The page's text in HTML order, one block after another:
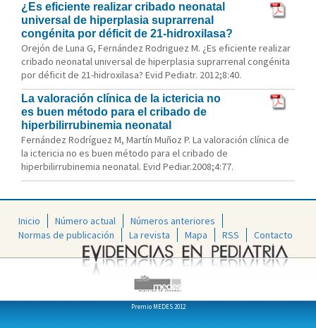
¿Es eficiente realizar cribado neonatal
universal de hiperplasia suprarrenal
congénita por déficit de 21-hidroxilasa?
Orejón de Luna G, Fernández Rodriguez M. ¿Es eficiente realizar
cribado neonatal universal de hiperplasia suprarrenal congénita
por déficit de 21-hidroxilasa? Evid Pediatr. 2012;8:40.
La valoración clínica de la ictericia no
es buen método para el cribado de
hiperbilirrubinemia neonatal
Fernández Rodríguez M, Martín Muñoz P. La valoración clínica de
la ictericia no es buen método para el cribado de
hiperbilirrubinemia neonatal. Evid Pediar.2008;4:77.
Inicio Número actual
Números anteriores
Normas de publicación
La revista Mapa RSS Contacto
Premio MEDES 2012